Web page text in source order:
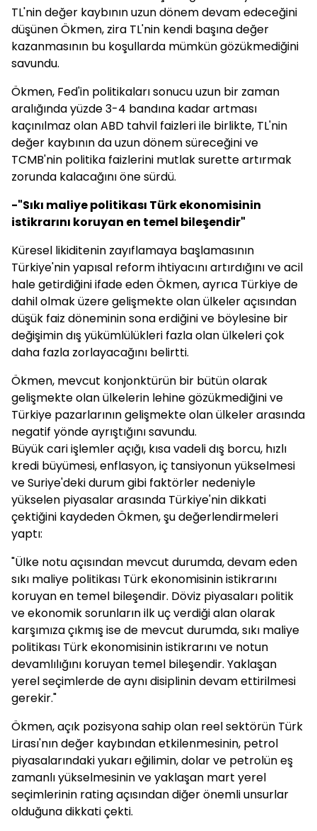
TL'nin değer kaybının uzun dönem devam edeceğini
düşünen Ökmen, zira TL'nin kendi başına değer
kazanmasının bu koşullarda mümkün gözükmediğini
savundu.
Ökmen, Fed'in politikaları sonucu uzun bir zaman
aralığında yüzde 3-4 bandına kadar artması
kaçınılmaz olan ABD tahvil faizleri ile birlikte, TL'nin
değer kaybının da uzun dönem süreceğini ve
TCMB'nin politika faizlerini mutlak surette artırmak
zorunda kalacağını öne sürdü.
-"Sıkı maliye politikası Türk ekonomisinin
istikrarını koruyan en temel bileşendir"
Küresel likiditenin zayıflamaya başlamasının
Türkiye'nin yapısal reform ihtiyacını artırdığını ve acil
hale getirdiğini ifade eden Ökmen, ayrıca Türkiye de
dahil olmak üzere gelişmekte olan ülkeler açısından
düşük faiz döneminin sona erdiğini ve böylesine bir
değişimin dış yükümlülükleri fazla olan ülkeleri çok
daha fazla zorlayacağını belirtti.
Ökmen, mevcut konjonktürün bir bütün olarak
gelişmekte olan ülkelerin lehine gözükmediğini ve
Türkiye pazarlarının gelişmekte olan ülkeler arasında
negatif yönde ayrıştığını savundu.
Büyük cari işlemler açığı, kısa vadeli dış borcu, hızlı
kredi büyümesi, enflasyon, iç tansiyonun yükselmesi
ve Suriye'deki durum gibi faktörler nedeniyle
yükselen piyasalar arasında Türkiye'nin dikkati
çektiğini kaydeden Ökmen, şu değerlendirmeleri
yaptı:
"Ülke notu açısından mevcut durumda, devam eden
sıkı maliye politikası Türk ekonomisinin istikrarını
koruyan en temel bileşendir. Döviz piyasaları politik
ve ekonomik sorunların ilk uç verdiği alan olarak
karşımıza çıkmış ise de mevcut durumda, sıkı maliye
politikası Türk ekonomisinin istikrarını ve notun
devamlılığını koruyan temel bileşendir. Yaklaşan
yerel seçimlerde de aynı disiplinin devam ettirilmesi
gerekir."
Ökmen, açık pozisyona sahip olan reel sektörün Türk
Lirası'nın değer kaybından etkilenmesinin, petrol
piyasalarındaki yukarı eğilimin, dolar ve petrolün eş
zamanlı yükselmesinin ve yaklaşan mart yerel
seçimlerinin rating açısından diğer önemli unsurlar
olduğuna dikkati çekti.